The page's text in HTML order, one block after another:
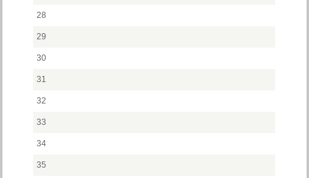
28
29
30
31
32
33
34
35